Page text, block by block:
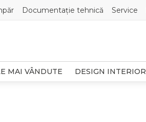
Documentație tehnică Service
MAI VÂNDUTE DESIGN INTERIOR